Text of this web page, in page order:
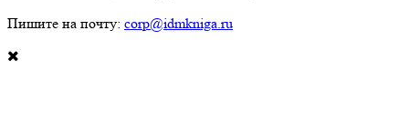
Пишите на почту: corp@idmkniga.ru